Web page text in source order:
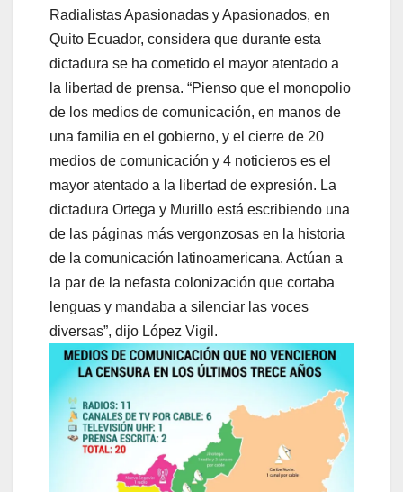
Radialistas Apasionadas y Apasionados, en
Quito Ecuador, considera que durante esta
dictadura se ha cometido el mayor atentado a
la libertad de prensa. “Pienso que el monopolio
de los medios de comunicación, en manos de
una familia en el gobierno, y el cierre de 20
medios de comunicación y 4 noticieros es el
mayor atentado a la libertad de expresión. La
dictadura Ortega y Murillo está escribiendo una
de las páginas más vergonzosas en la historia
de la comunicación latinoamericana. Actúan a
la par de la nefasta colonización que cortaba
lenguas y mandaba a silenciar las voces
diversas”, dijo López Vigil.